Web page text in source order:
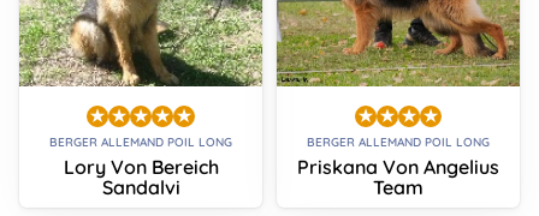
BERGER ALLEMAND POIL LONG
Lory Von Bereich
Sandalvi
BERGER ALLEMAND POIL LONG
Priskana Von Angelius
Team